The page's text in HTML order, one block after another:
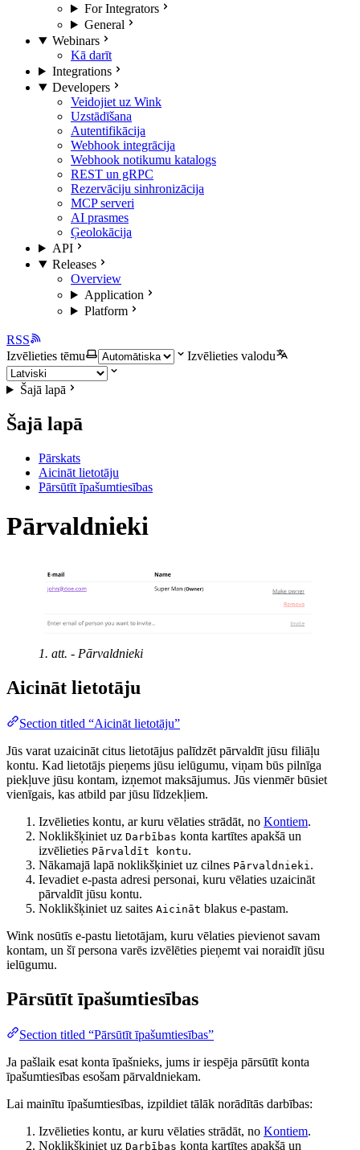
For Integrators
General
Webinars
Kā darīt
Integrations
Developers
Veidojiet uz Wink
Uzstādīšana
Autentifikācija
Webhook integrācija
Webhook notikumu katalogs
REST un gRPC
Rezervāciju sinhronizācija
MCP serveri
AI prasmes
Ģeolokācija
API
Releases
Overview
Application
Platform
RSS
Izvēlieties tēmu
Izvēlieties valodu
Šajā lapā
Šajā lapā
Pārskats
Aicināt lietotāju
Pārsūtīt īpašumtiesības
Pārvaldnieki
1. att. - Pārvaldnieki
Aicināt lietotāju
Section titled “Aicināt lietotāju”
Jūs varat uzaicināt citus lietotājus palīdzēt pārvaldīt jūsu filiāļu
kontu. Kad lietotājs pieņems jūsu ielūgumu, viņam būs pilnīga
piekļuve jūsu kontam, izņemot maksājumus. Jūs vienmēr būsiet
vienīgais, kas atbild par jūsu līdzekļiem.
Izvēlieties kontu, ar kuru vēlaties strādāt, no Kontiem.
Noklikšķiniet uz Darbības konta kartītes apakšā un
izvēlieties Pārvaldīt kontu.
Nākamajā lapā noklikšķiniet uz cilnes Pārvaldnieki.
Ievadiet e-pasta adresi personai, kuru vēlaties uzaicināt
pārvaldīt jūsu kontu.
Noklikšķiniet uz saites Aicināt blakus e-pastam.
Wink nosūtīs e-pastu lietotājam, kuru vēlaties pievienot savam
kontam, un šī persona varēs izvēlēties pieņemt vai noraidīt jūsu
ielūgumu.
Pārsūtīt īpašumtiesības
Section titled “Pārsūtīt īpašumtiesības”
Ja pašlaik esat konta īpašnieks, jums ir iespēja pārsūtīt konta
īpašumtiesības esošam pārvaldniekam.
Lai mainītu īpašumtiesības, izpildiet tālāk norādītās darbības:
Izvēlieties kontu, ar kuru vēlaties strādāt, no Kontiem.
Noklikšķiniet uz Darbības konta kartītes apakšā un